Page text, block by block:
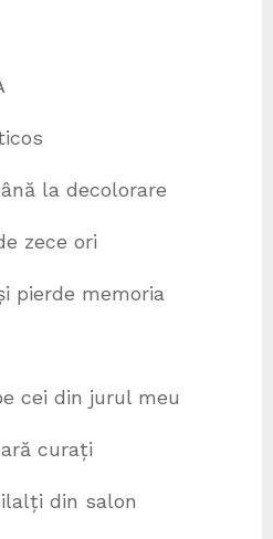
la decolorare
zece ori
pierde memoria
cei din jurul meu
curați
din salon